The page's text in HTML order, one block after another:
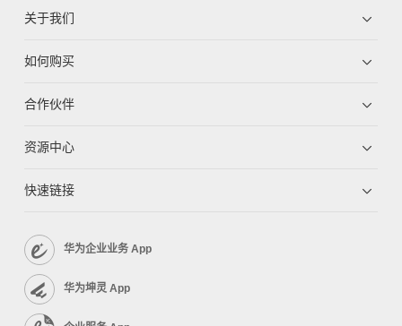
关于我们
如何购买
合作伙伴
资源中心
快速链接
华为企业业务 App
华为坤灵 App